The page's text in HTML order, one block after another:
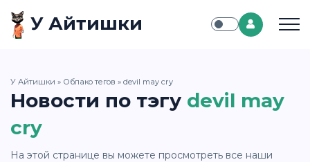
У Айтишки
У Айтишки » Облако тегов » devil may cry
Новости по тэгу devil may
cry
На этой странице вы можете просмотреть все наши